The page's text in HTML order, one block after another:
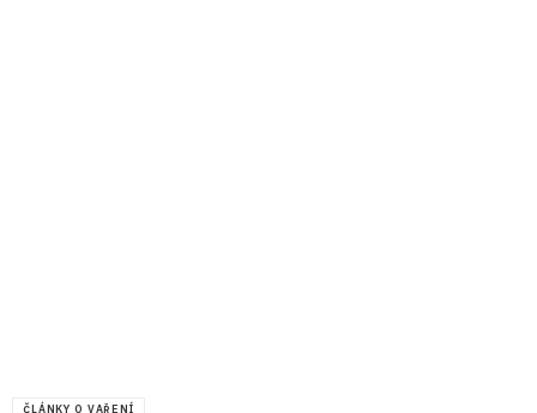
ČLÁNKY O VAŘENÍ